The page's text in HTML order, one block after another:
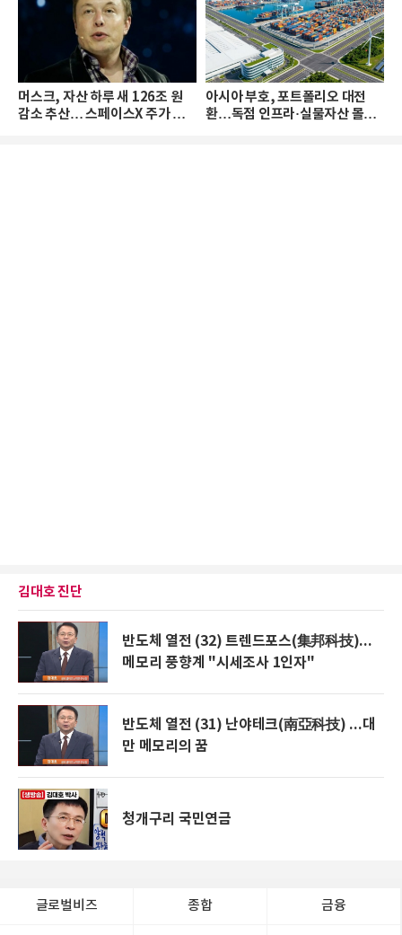
머스크, 자산 하루 새 126조 원
감소 추산… 스페이스X 주가 하
아시아 부호, 포트폴리오 대전
환…독점 인프라·실물자산 몰린
김대호 진단
반도체 열전 (32) 트렌드포스(集邦科技)...
메모리 풍향계 "시세조사 1인자"
반도체 열전 (31) 난야테크(南亞科技) ...대
만 메모리의 꿈
청개구리 국민연금
글로벌비즈 종합 금융